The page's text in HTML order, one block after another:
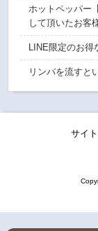
ホットペッパー
して頂いたお客
LINE限定のお
リンパを流すと
サイ